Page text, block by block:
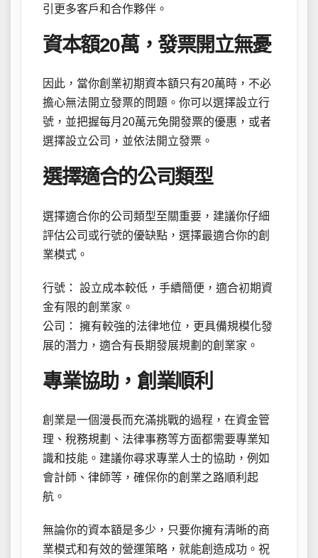
引更多客戶和合作夥伴。
資本額20萬，發票開立無憂
因此，當你創業初期資本額只有20萬時，不必
擔心無法開立發票的問題。你可以選擇設立行
號，並把握每月20萬元免開發票的優惠，或者
選擇設立公司，並依法開立發票。
選擇適合的公司類型
選擇適合你的公司類型至關重要，建議你仔細
評估公司或行號的優缺點，選擇最適合你的創
業模式。
行號： 設立成本較低，手續簡便，適合初期資
金有限的創業家。
公司： 擁有較強的法律地位，更具備規模化發
展的潛力，適合有長期發展規劃的創業家。
專業協助，創業順利
創業是一個漫長而充滿挑戰的過程，在資金管
理、稅務規劃、法律事務等方面都需要專業知
識和技能。建議你尋求專業人士的協助，例如
會計師、律師等，確保你的創業之路順利起
航。
無論你的資本額是多少，只要你擁有清晰的商
業模式和有效的營運策略，就能創造成功。祝